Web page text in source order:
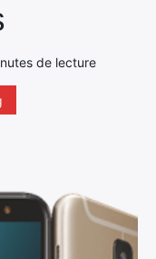
de lecture